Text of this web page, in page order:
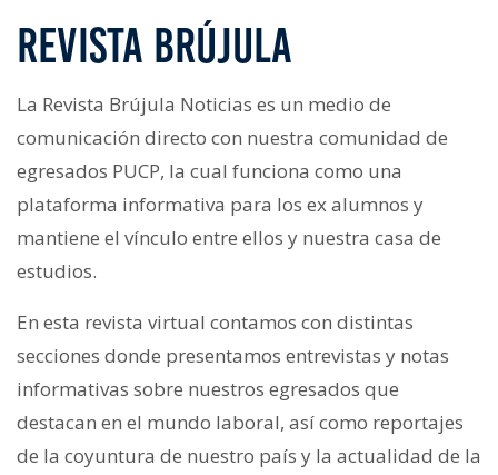
REVISTA BRÚJULA
La Revista Brújula Noticias es un medio de
comunicación directo con nuestra comunidad de
egresados PUCP, la cual funciona como una
plataforma informativa para los ex alumnos y
mantiene el vínculo entre ellos y nuestra casa de
estudios.
En esta revista virtual contamos con distintas
secciones donde presentamos entrevistas y notas
informativas sobre nuestros egresados que
destacan en el mundo laboral, así como reportajes
de la coyuntura de nuestro país y la actualidad de la